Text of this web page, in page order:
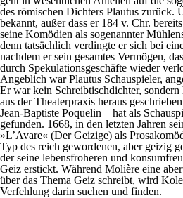
des römischen Dichters Plautus zurück.
bekannt, außer dass er 184 v. Chr.
seine Komödien als sogenannter
denn tatsächlich verdingte er sich bei
nachdem er sein gesamtes Vermögen,
durch Spekulationsgeschäfte wieder
Angeblich war Plautus Schauspieler,
Er war kein Schreibtischdichter,
aus der Theaterpraxis heraus
Jean-Baptiste Poquelin – hat als
gefunden. 1668, in den letzten Jahren
»L’Avare« (Der Geizige) als
Typ des reich gewordenen, aber geizig
der seine lebensfroheren und
Geiz erstickt. Während Molière eine
über das Thema Geiz schreibt, wird
Verfehlung darin suchen und finden.